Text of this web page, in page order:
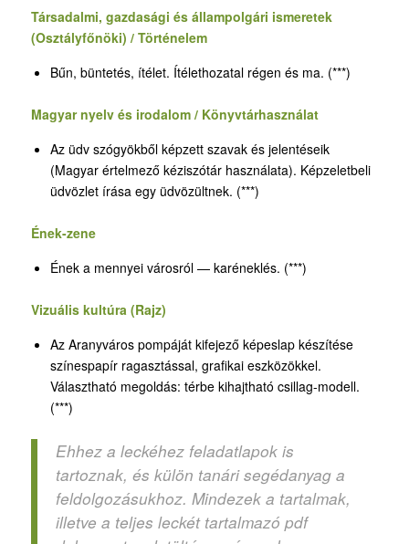
Társadalmi, gazdasági és állampolgári ismeretek
(Osztályfőnöki) / Történelem
Bűn, büntetés, ítélet. Ítélethozatal régen és ma. (***)
Magyar nyelv és irodalom / Könyvtárhasználat
Az üdv szógyökből képzett szavak és jelentéseik
(Magyar értelmező kéziszótár használata). Képzeletbeli
üdvözlet írása egy üdvözültnek. (***)
Ének-zene
Ének a mennyei városról — karéneklés. (***)
Vizuális kultúra (Rajz)
Az Aranyváros pompáját kifejező képeslap készítése
színespapír ragasztással, grafikai eszközökkel.
Választható megoldás: térbe kihajtható csillag-modell.
(***)
Ehhez a leckéhez feladatlapok is
tartoznak, és külön tanári segédanyag a
feldolgozásukhoz. Mindezek a tartalmak,
illetve a teljes leckét tartalmazó pdf